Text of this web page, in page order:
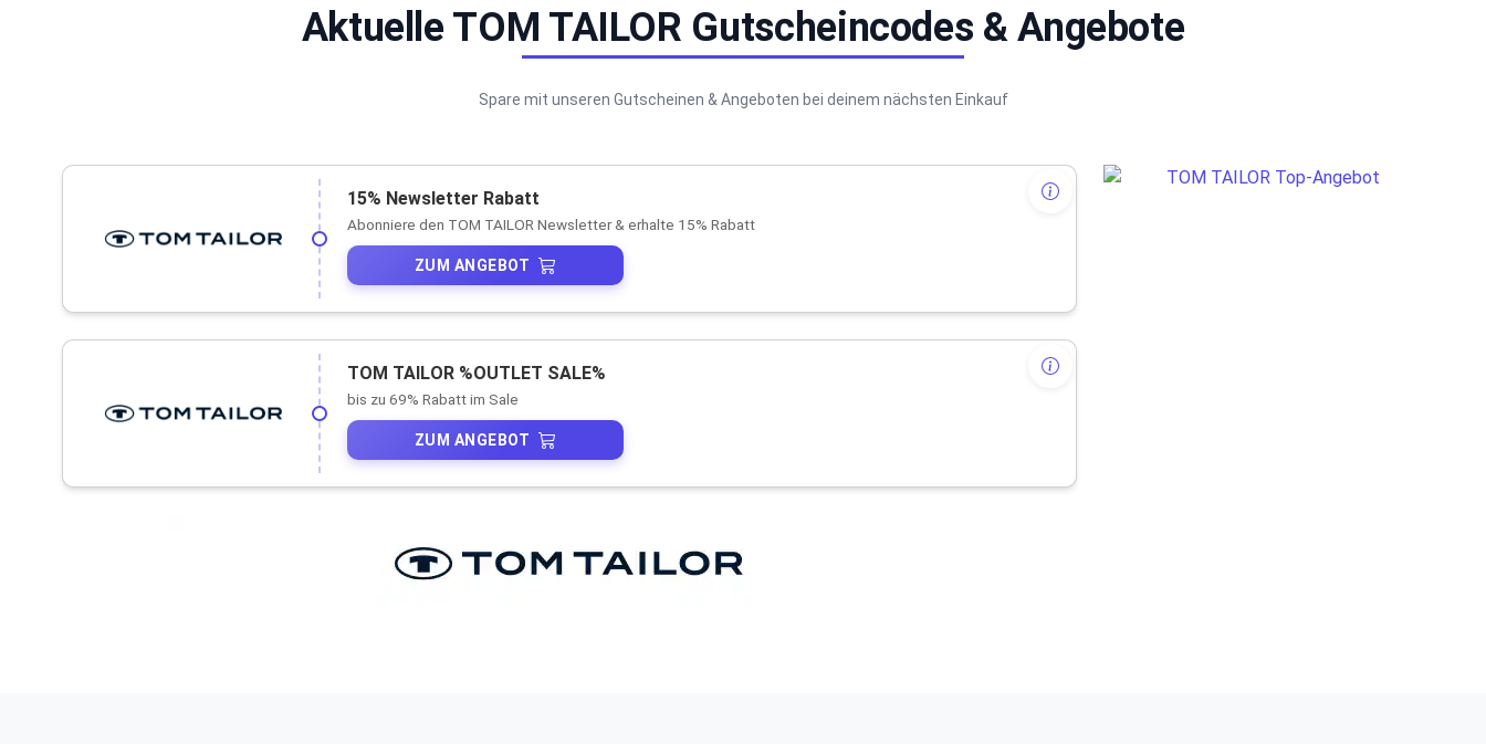
Aktuelle TOM TAILOR Gutscheincodes & Angebote
Spare mit unseren Gutscheinen & Angeboten bei deinem nächsten Einkauf
15% Newsletter Rabatt
Abonniere den TOM TAILOR Newsletter & erhalte 15% Rabatt
ZUM ANGEBOT
TOM TAILOR %OUTLET SALE%
bis zu 69% Rabatt im Sale
ZUM ANGEBOT